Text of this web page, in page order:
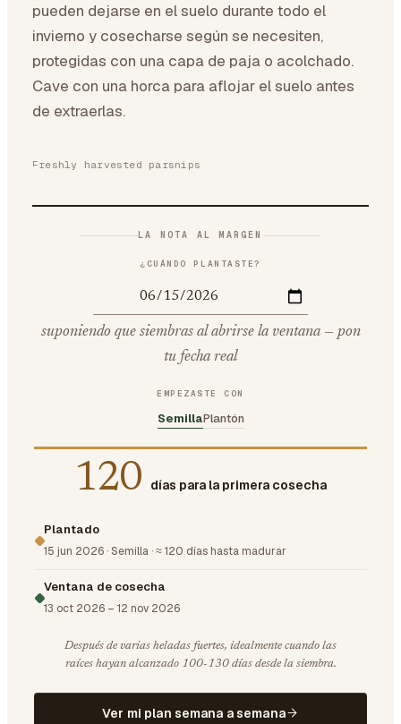
pueden dejarse en el suelo durante todo el
invierno y cosecharse según se necesiten,
protegidas con una capa de paja o acolchado.
Cave con una horca para aflojar el suelo antes
de extraerlas.
Freshly harvested parsnips
LA NOTA AL MARGEN
¿CUÁNDO PLANTASTE?
suponiendo que siembras al abrirse la ventana — pon
tu fecha real
EMPEZASTE CON
SemillaPlantón
120 días para la primera cosecha
Plantado
15 jun 2026 ·Semilla ·≈ 120 días hasta madurar
Ventana de cosecha
13 oct 2026 – 12 nov 2026
Después de varias heladas fuertes, idealmente cuando las
raíces hayan alcanzado 100-130 días desde la siembra.
Ver mi plan semana a semana